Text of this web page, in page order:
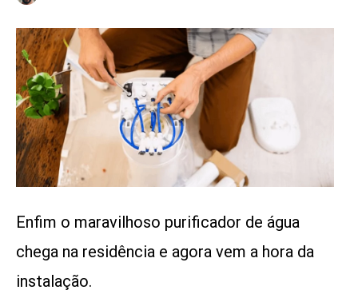
Enfim o maravilhoso purificador de água
chega na residência e agora vem a hora da
instalação.